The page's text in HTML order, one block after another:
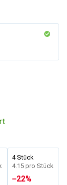
4 Stück
CHF
4.15 pro Stück
−22%